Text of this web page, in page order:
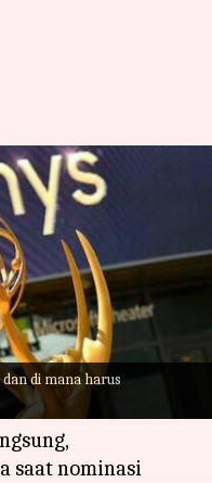
di mana harus
Inilah
am
saat nominasi